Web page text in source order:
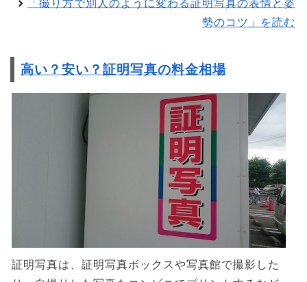
「撮り方で別人のように変わる証明写真の表情と姿
勢のコツ」を読む
高い？安い？証明写真の料金相場
証明写真は、証明写真ボックスや写真館で撮影した